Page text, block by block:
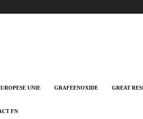
UNIE GRAFEENOXIDE GREAT
FN